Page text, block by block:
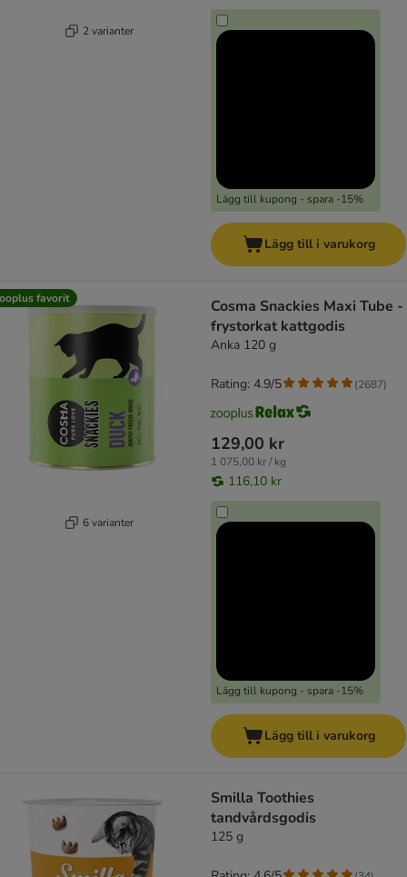
2 varianter
Lägg till kupong - spara -15%
Lägg till i varukorg
favorit
6 varianter
Cosma Snackies Maxi Tube -
frystorkat kattgodis
Anka 120 g
129,00 kr
1 075,00 kr / kg
116,10 kr
Lägg till kupong - spara -15%
Rating: 4.9/5 (2687)
Lägg till i varukorg
Smilla Toothies
tandvårdsgodis
125 g